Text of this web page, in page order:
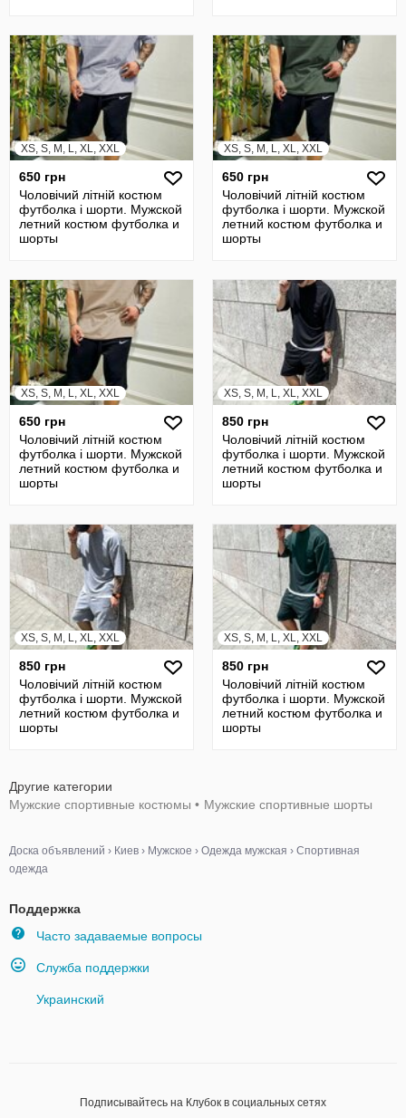
XS, S, M, L, XL, XXL
650 грн
Чоловічий літній костюм
футболка і шорти. Мужской
летний костюм футболка и
шорты
XS, S, M, L, XL, XXL
650 грн
Чоловічий літній костюм
футболка і шорти. Мужской
летний костюм футболка и
шорты
XS, S, M, L, XL, XXL
650 грн
Чоловічий літній костюм
футболка і шорти. Мужской
летний костюм футболка и
шорты
XS, S, M, L, XL, XXL
850 грн
Чоловічий літній костюм
футболка і шорти. Мужской
летний костюм футболка и
шорты
XS, S, M, L, XL, XXL
850 грн
Чоловічий літній костюм
футболка і шорти. Мужской
летний костюм футболка и
шорты
XS, S, M, L, XL, XXL
850 грн
Чоловічий літній костюм
футболка і шорти. Мужской
летний костюм футболка и
шорты
Другие категории
Мужские спортивные костюмы • Мужские спортивные шорты
Доска объявлений › Киев › Мужское › Одежда мужская › Спортивная
одежда
Поддержка
Часто задаваемые вопросы
Служба поддержки
Украинский
Подписывайтесь на Клубок в социальных сетях